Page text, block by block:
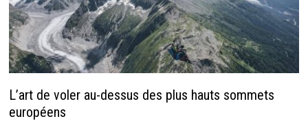
L’art de voler au-dessus des plus hauts sommets
européens